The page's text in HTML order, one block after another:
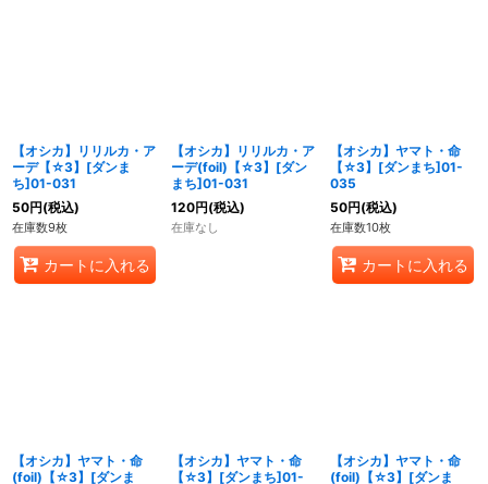
【オシカ】リリルカ・ア
ーデ【☆3】[ダンま
ち]01-031
50円(税込)
在庫数9枚
カートに入れる
【オシカ】リリルカ・ア
ーデ(foil)【☆3】[ダン
まち]01-031
120円(税込)
在庫なし
【オシカ】ヤマト・命
【☆3】[ダンまち]01-
035
50円(税込)
在庫数10枚
カートに入れる
【オシカ】ヤマト・命
(foil)【☆3】[ダンま
【オシカ】ヤマト・命
【☆3】[ダンまち]01-
【オシカ】ヤマト・命
(foil)【☆3】[ダンま